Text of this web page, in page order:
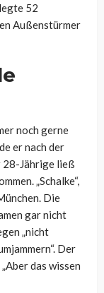
52
Außenstürmer
noch gerne
er nach der
28-Jährige ließ
„Schalke“,
Die
gar nicht
„nicht
Der
das wissen